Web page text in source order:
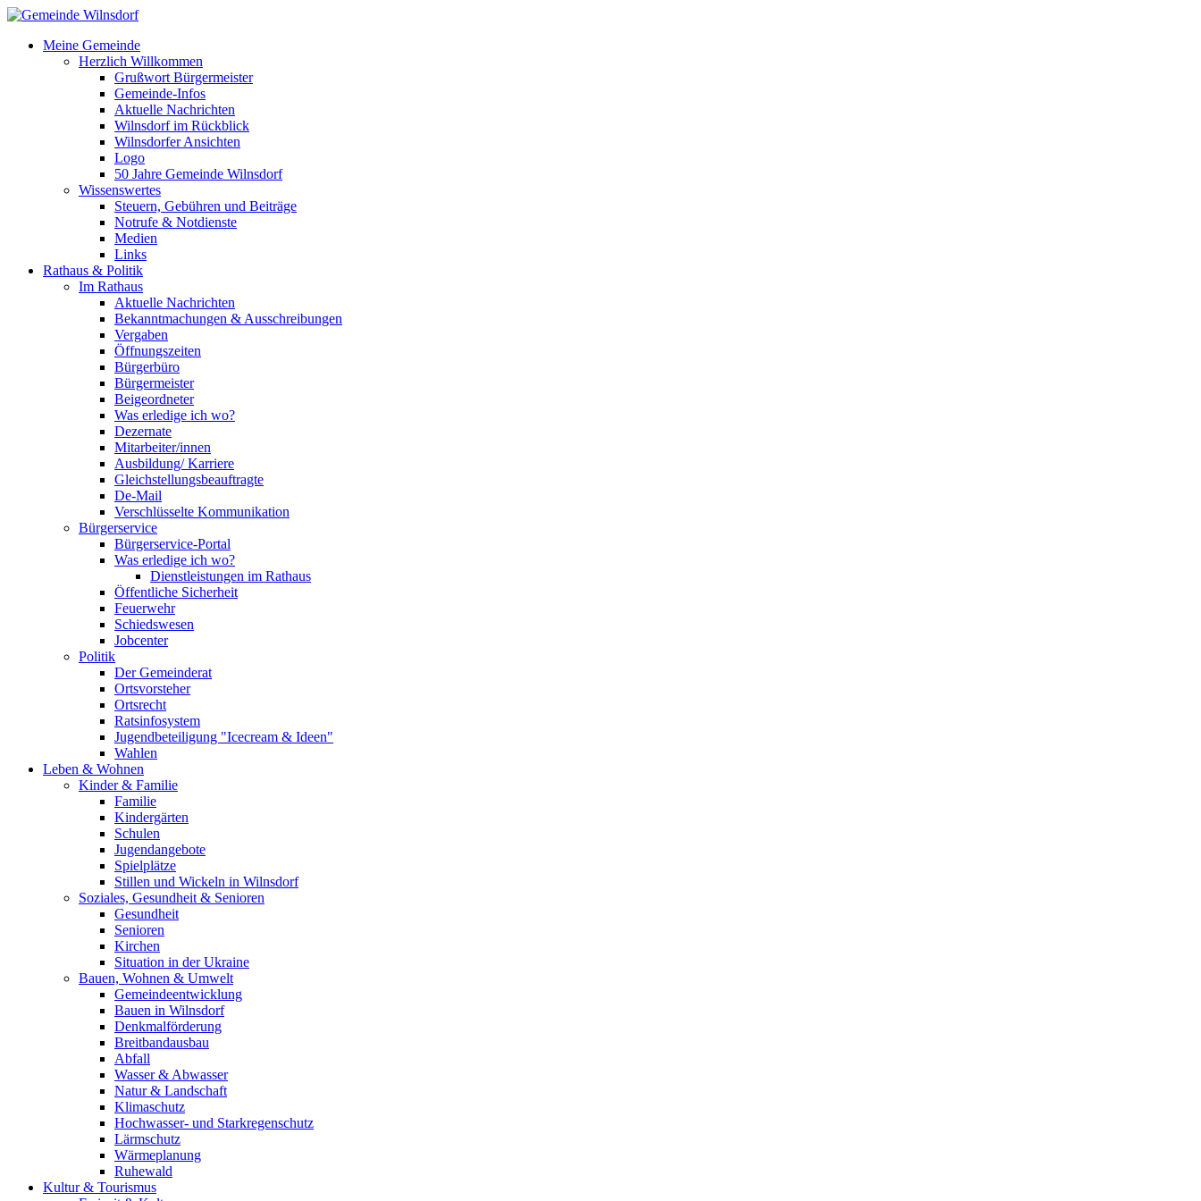
Meine Gemeinde
Herzlich Willkommen
Grußwort Bürgermeister
Gemeinde-Infos
Aktuelle Nachrichten
Wilnsdorf im Rückblick
Wilnsdorfer Ansichten
Logo
50 Jahre Gemeinde Wilnsdorf
Wissenswertes
Steuern, Gebühren und Beiträge
Notrufe & Notdienste
Medien
Links
Rathaus & Politik
Im Rathaus
Aktuelle Nachrichten
Bekanntmachungen & Ausschreibungen
Vergaben
Öffnungszeiten
Bürgerbüro
Bürgermeister
Beigeordneter
Was erledige ich wo?
Dezernate
Mitarbeiter/innen
Ausbildung/ Karriere
Gleichstellungsbeauftragte
De-Mail
Verschlüsselte Kommunikation
Bürgerservice
Bürgerservice-Portal
Was erledige ich wo?
Dienstleistungen im Rathaus
Öffentliche Sicherheit
Feuerwehr
Schiedswesen
Jobcenter
Politik
Der Gemeinderat
Ortsvorsteher
Ortsrecht
Ratsinfosystem
Jugendbeteiligung "Icecream & Ideen"
Wahlen
Leben & Wohnen
Kinder & Familie
Familie
Kindergärten
Schulen
Jugendangebote
Spielplätze
Stillen und Wickeln in Wilnsdorf
Soziales, Gesundheit & Senioren
Gesundheit
Senioren
Kirchen
Situation in der Ukraine
Bauen, Wohnen & Umwelt
Gemeindeentwicklung
Bauen in Wilnsdorf
Denkmalförderung
Breitbandausbau
Abfall
Wasser & Abwasser
Natur & Landschaft
Klimaschutz
Hochwasser- und Starkregenschutz
Lärmschutz
Wärmeplanung
Ruhewald
Kultur & Tourismus